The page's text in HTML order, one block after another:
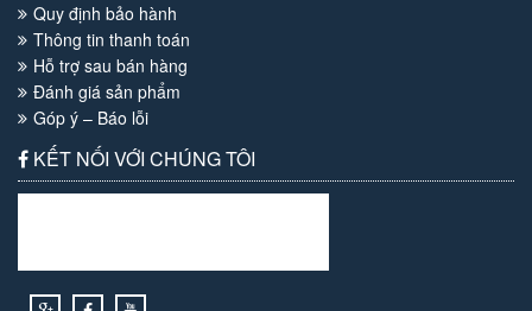
Quy định bảo hành
Thông tin thanh toán
Hỗ trợ sau bán hàng
Đánh giá sản phẩm
Góp ý – Báo lỗi
KẾT NỐI VỚI CHÚNG TÔI